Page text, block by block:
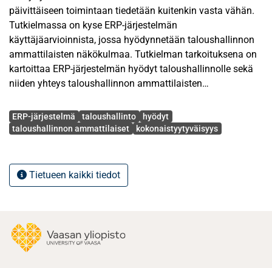
päivittäiseen toimintaan tiedetään kuitenkin vasta vähän.
Tutkielmassa on kyse ERP-järjestelmän
käyttäjäarvioinnista, jossa hyödynnetään taloushallinnon
ammattilaisten näkökulmaa. Tutkielman tarkoituksena on
kartoittaa ERP-järjestelmän hyödyt taloushallinnolle sekä
niiden yhteys taloushallinnon ammattilaisten
Kanelloun ja Spathiksen (2013); Maheshan ja Akashin
(2013) sekä Gullkvistin (2013) tutkimuksiin. Tutkielmassa
haasteista tiedetään myös vähän. Tutkielmassa
selvitetään, vaikuttaako ERP-järjestelmän ikä
Tutkielma alkaa kirjallisuuskatsauksella, jossa tiivistetään
Avainsanat
ERP-järjestelmä taloushallinto
hyödyt
taloushallinnon ammattilaiset
kokonaistyytyväisyys
Tietueen kaikki tiedot